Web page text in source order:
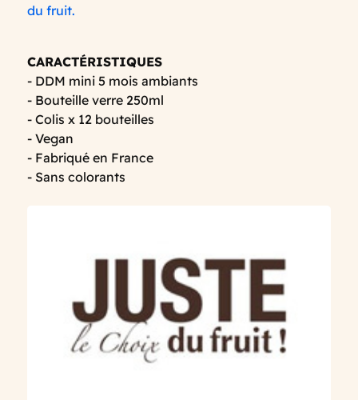
du fruit.
CARACTÉRISTIQUES
- DDM mini 5 mois ambiants
- Bouteille verre 250ml
- Colis x 12 bouteilles
- Vegan
- Fabriqué en France
- Sans colorants